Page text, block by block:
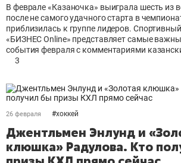
В феврале «Казаночка» выиграла шесть из
после не самого удачного старта в
приблизилась к группе лидеров.
«БИЗНЕС Online» представляет самые
события февраля с комментариями
3
26 февраля #хоккей
Джентльмен Энлунд и
клюшка» Радулова. Кто